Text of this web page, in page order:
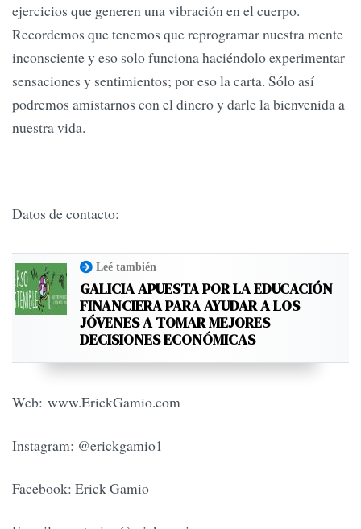
ejercicios que generen una vibración en el cuerpo.
Recordemos que tenemos que reprogramar nuestra mente
inconsciente y eso solo funciona haciéndolo experimentar
sensaciones y sentimientos; por eso la carta. Sólo así
podremos amistarnos con el dinero y darle la bienvenida a
nuestra vida.
Datos de contacto:
Leé también
GALICIA APUESTA POR LA EDUCACIÓN
FINANCIERA PARA AYUDAR A LOS
JÓVENES A TOMAR MEJORES
DECISIONES ECONÓMICAS
Web: www.ErickGamio.com
Instagram: @erickgamio1
Facebook: Erick Gamio